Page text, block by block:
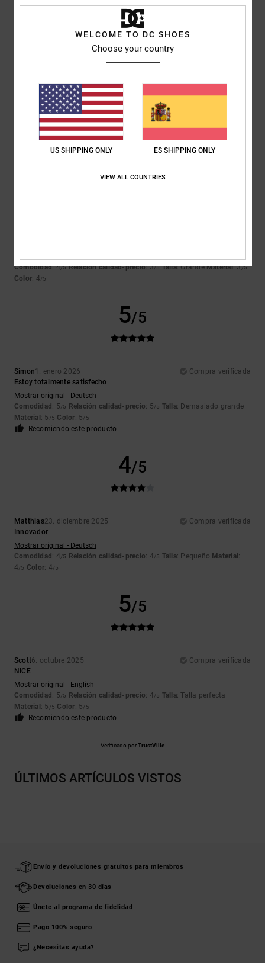
Comodidad
Relación calidad-precio
Talla
4/5
Comodidad: 4/5 Relación calidad-precio: 3/5 Talla: GrandeMaterial: 3/5
Color: 4/5
5/5
Simon1. enero 2026
Compra verificada
Estoy totalmente satisfecho
Mostrar original - Deutsch
Comodidad : 5/5 Relación calidad-precio: 5/5 Talla: Demasiado grande
Material : 5 /5 Color: 5/5
Recomiendo este producto
4/5
Matthias23. diciembre 2025
Compra verificada
Innovador
Mostrar original - Deutsch
Comodidad : 4/5 Relación calidad-precio: 4/5 Talla: Pequeño Material :
4/5 Color: 4/5
5/5
Scott6. octubre 2025
Compra verificada
NICE
Mostrar original - English
Comodidad : 5/5 Relación calidad-precio: 4/5 Talla: Talla perfecta
Material : 5 /5 Color: 5/5
Recomiendo este producto
Verificado porTrustVille
ÚLTIMOS ARTÍCULOS VISTOS
Envío y devoluciones gratuitos para miembros
Devoluciones en 30 días
Únete al programa de fidelidad
Pago 100% seguro
¿Necesitas ayuda?
WELCOME TO DC SHOES
Choose your country
US SHIPPING ONLY ES SHIPPING ONLY
VIEW ALL COUNTRIES